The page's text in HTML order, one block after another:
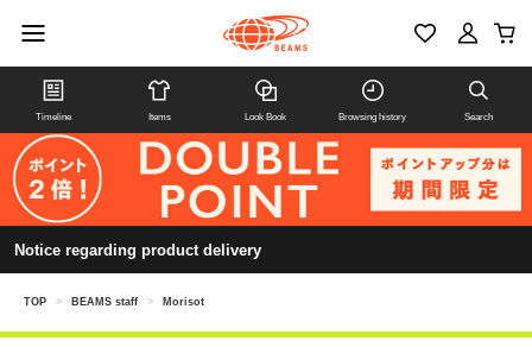
Timeline Items Look Book Browsing history Search
Notice regarding product delivery
TOP > BEAMS staff > Morisot